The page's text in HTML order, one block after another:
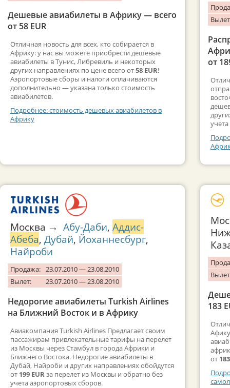
Дешевые авиабилеты в Африку — всего
от 58 EUR
Отличная новость для всех, кто собирается в
Африку: у нас вы можете приобрести дешевые
авиабилеты в Тунис, Либревиль и некоторых
других направлениях по цене всего от58 EUR!
Аэропортовые сборы и налоги оплачиваются
дополнительно — указана только стоимость
авиабилетов.
Подробнее: стоимость дешевых авиабилетов в
Африку
Москва → Абу-Даби, Аддис-
Абеба, Дубай, Йоханнесбург,
Найроби
Продажа: 23.07.2010 — 23.08.2010
Вылет:
23.07.2010 — 23.08.2010
Недорогие авиабилеты Turkish Airlines
на Ближний Восток и в Африку
Авиакомпания Turkish Airlines Предлагает своим
пассажирам привлекательные тарифы на перелет
из Москвы через Стамбул в города Африки и
Ближнего Востока. Недорогие авиабилеты в
Дубай, Найроби и других направлениях обойдутся
от 199 EURза перелет из Москвы и обратно без
учета аэропортовых сборов.
от
183
от